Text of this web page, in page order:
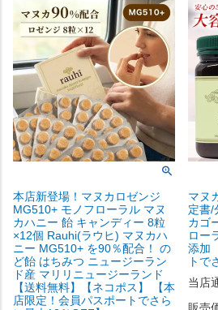
本店新登場！マヌカロゼンジ
MG510+ モノフローラル マヌ
カハニー 飴 キャンディー 8粒
×12個 Rauhi(ラウヒ) マヌカハ
ニー MG510+ を90％配合！ の
ど飴 はちみつ ニュージーラン
ド産 マリリニュージーランド
【送料無料】【ネコポス】 【本
店限定！会員パスポートでさら
マヌ
定書/
カゴ
ロー
添加
トで
当店
販売